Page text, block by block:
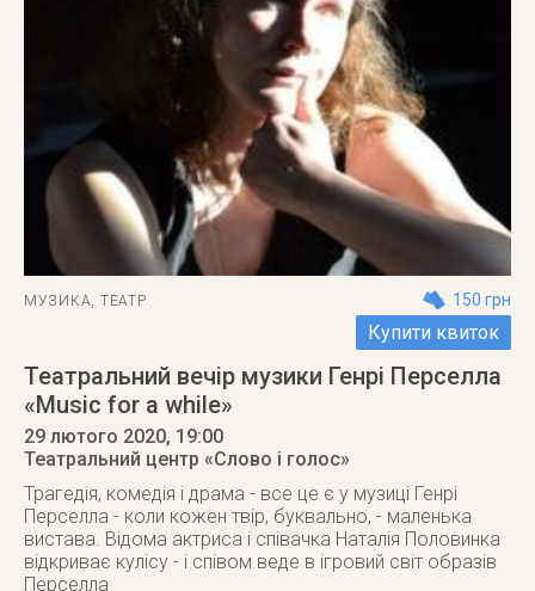
МУЗИКА, ТЕАТР 150 грн
Купити квиток
Театральний вечір музики Генрі Перселла
«Music for a while»
29 лютого 2020, 19:00
Театральний центр «Слово і голос»
Трагедія, комедія і драма - все це є у музиці Генрі
Перселла - коли кожен твір, буквально, - маленька
вистава. Відома актриса і співачка Наталія Половинка
відкриває кулісу - і співом веде в ігровий світ образів
Перселла